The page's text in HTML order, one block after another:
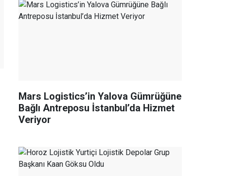
Mars Logistics’in Yalova Gümrüğüne
Bağlı Antreposu İstanbul’da Hizmet
Veriyor